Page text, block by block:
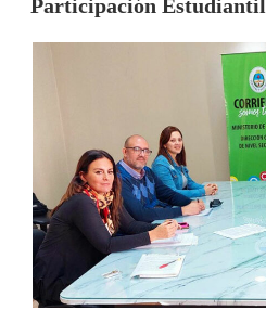
Participación Estudiantil